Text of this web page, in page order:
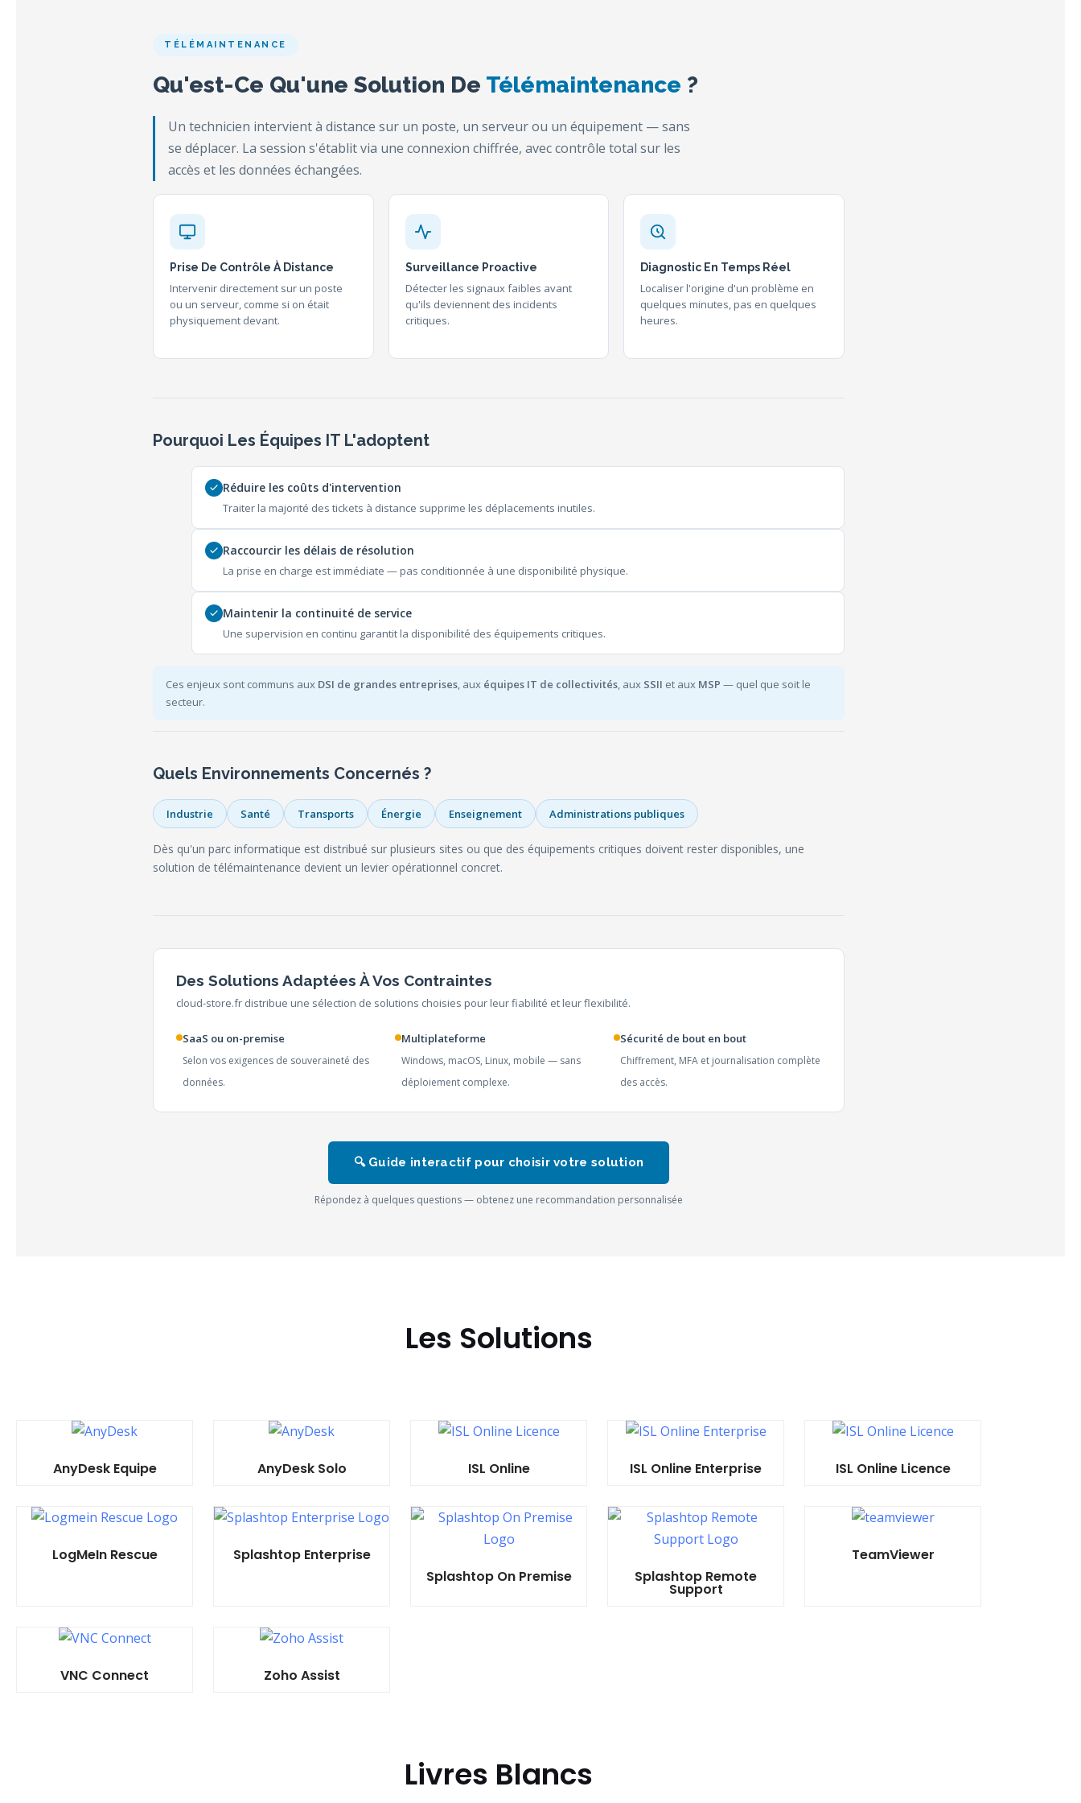
TÉLÉMAINTENANCE
Qu'est-Ce Qu'une Solution De Télémaintenance ?
Un technicien intervient à distance sur un poste, un serveur ou un équipement — sans
se déplacer. La session s'établit via une connexion chiffrée, avec contrôle total sur les
accès et les données échangées.
Prise De Contrôle À Distance
Intervenir directement sur un poste
ou un serveur, comme si on était
physiquement devant.
Surveillance Proactive
Détecter les signaux faibles avant
qu'ils deviennent des incidents
critiques.
Diagnostic En Temps Réel
Localiser l'origine d'un problème en
quelques minutes, pas en quelques
heures.
Pourquoi Les Équipes IT L'adoptent
Réduire les coûts d'intervention
Traiter la majorité des tickets à distance supprime les déplacements inutiles.
Raccourcir les délais de résolution
La prise en charge est immédiate — pas conditionnée à une disponibilité physique.
Maintenir la continuité de service
Une supervision en continu garantit la disponibilité des équipements critiques.
Ces enjeux sont communs aux DSI de grandes entreprises, aux équipes IT de collectivités, aux SSII et aux MSP — quel que soit le
secteur.
Quels Environnements Concernés ?
Industrie Santé Transports Énergie Enseignement Administrations publiques
Dès qu'un parc informatique est distribué sur plusieurs sites ou que des équipements critiques doivent rester disponibles, une
solution de télémaintenance devient un levier opérationnel concret.
Des Solutions Adaptées À Vos Contraintes
cloud-store.fr distribue une sélection de solutions choisies pour leur fiabilité et leur flexibilité.
SaaS ou on-premise
Selon vos exigences de souveraineté des
données.
Multiplateforme
Windows, macOS, Linux, mobile — sans
déploiement complexe.
Sécurité de bout en bout
Chiffrement, MFA et journalisation complète
des accès.
🔍 Guide interactif pour choisir votre solution
Répondez à quelques questions — obtenez une recommandation personnalisée
Les Solutions
AnyDesk Equipe AnyDesk Solo ISL Online ISL Online Enterprise ISL Online Licence
LogMeIn Rescue
Splashtop Enterprise
Splashtop On Premise
Splashtop Remote
Support
TeamViewer
VNC Connect Zoho Assist
Livres Blancs